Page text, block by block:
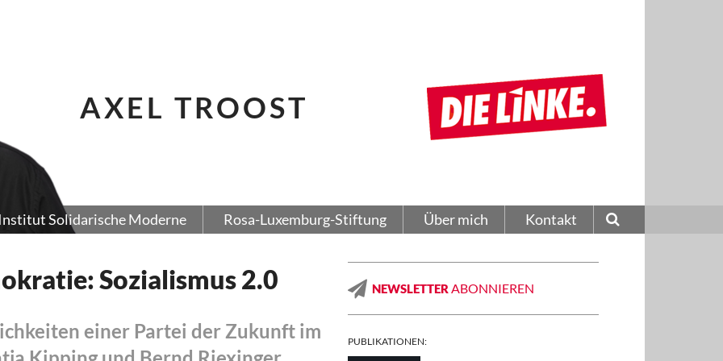
AXEL TROOST
Solidarische Moderne Rosa-Luxemburg-Stiftung Über mich Kontakt
Sozialismus 2.0
einer Partei der Zukunft im
NEWSLETTER ABONNIEREN
PUBLIKATIONEN: